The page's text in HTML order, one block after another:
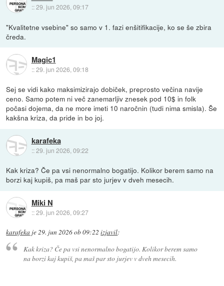
::29. jun 2026, 09:17
"Kvalitetne vsebine" so samo v 1. fazi enšitifikacije, ko se še zbira
čreda.
Magic1
::29. jun 2026, 09:18
Sej se vidi kako maksimizirajo dobiček, preprosto večina navije
ceno. Samo potem ni več zanemarljiv znesek pod 10$ in folk
počasi dojema, da ne more imeti 10 naročnin (tudi nima smisla). Še
kakšna kriza, da pride in bo joj.
karafeka
::29. jun 2026, 09:22
Kak kriza? Če pa vsi nenormalno bogatijo. Kolikor berem samo na
borzi kaj kupiš, pa maš par sto jurjev v dveh mesecih.
Miki N
::29. jun 2026, 09:27
karafeka je29. jun 2026 ob 09:22 izjavil:
Kak kriza? Če pa vsi nenormalno bogatijo. Kolikor berem samo
na borzi kaj kupiš, pa maš par sto jurjev v dveh mesecih.